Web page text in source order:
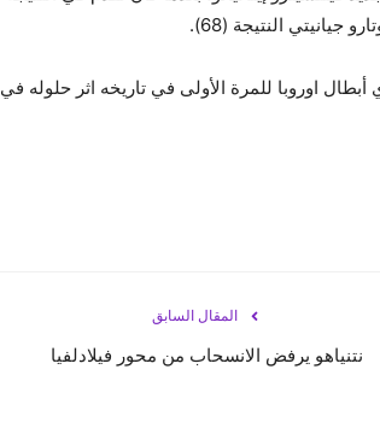
اوروبا للمرة الأولى في تاريخه اثر حلوله في
المقال السابق
نتنياهو يرفض الانسحاب من محور فيلادلفيا